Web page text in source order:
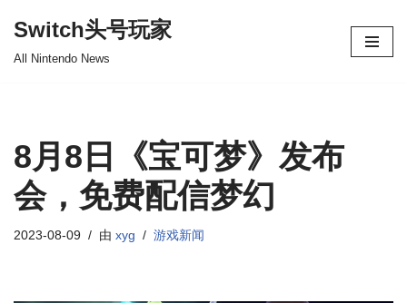
Switch头号玩家
All Nintendo News
8月8日《宝可梦》发布
会，免费配信梦幻
2023-08-09 由 xyg 游戏新闻